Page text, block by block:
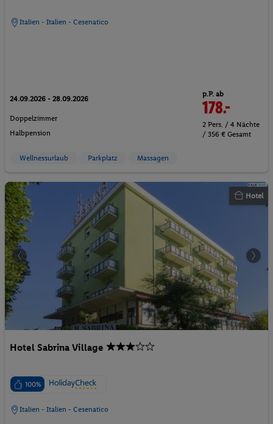
Italien - Italien - Cesenatico
24.09.2026 - 28.09.2026
Doppelzimmer
Halbpension
p.P. ab
178.-
2 Pers. / 4 Nächte
/ 356 € Gesamt
Wellnessurlaub Parkplatz Massagen
Hotel
Hotel Sabrina Village
100%
Italien - Italien - Cesenatico